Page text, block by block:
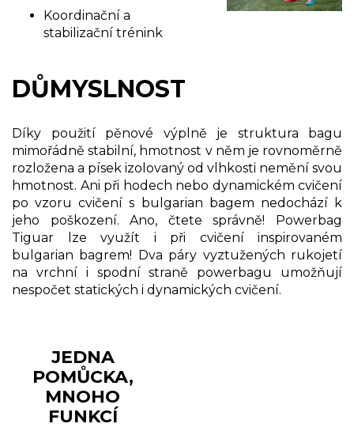
Koordinační a
stabilizační trénink
DŮMYSLNOST
Díky použití pěnové výplně je struktura bagu
mimořádně stabilní, hmotnost v něm je rovnoměrně
rozložena a písek izolovaný od vlhkosti nemění svou
hmotnost. Ani při hodech nebo dynamickém cvičení
po vzoru cvičení s bulgarian bagem nedochází k
jeho poškození. Ano, čtete správně! Powerbag
Tiguar lze využít i při cvičení inspirovaném
bulgarian bagrem! Dva páry vyztužených rukojetí
na vrchní i spodní straně powerbagu umožňují
nespočet statických i dynamických cvičení.
JEDNA
POMŮCKA,
MNOHO
FUNKCÍ